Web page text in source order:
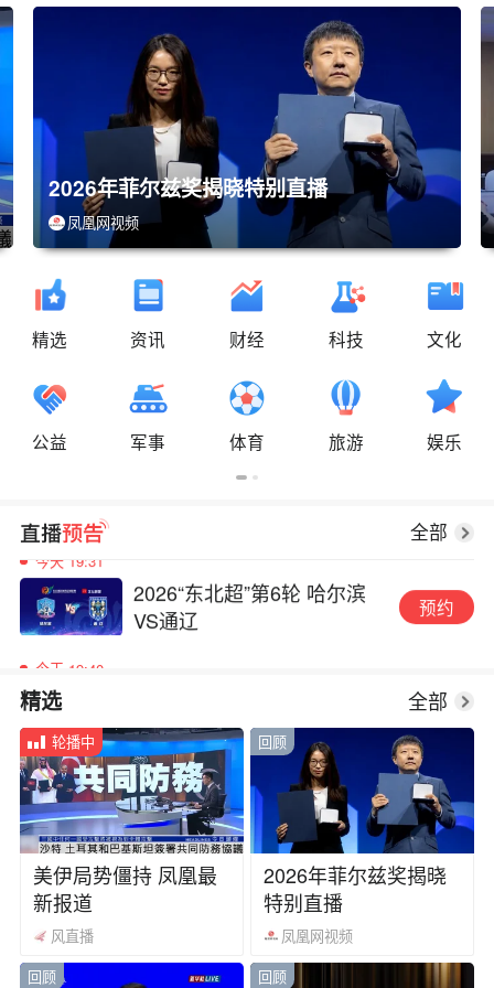
2026年菲尔兹奖揭晓特别直播
凤凰网视频
精选 资讯 财经 科技 文化
公益 军事 体育 旅游 娱乐
全部
08-11 16:00
2026年龙华区"政务+直播"活
动第二期（总第13期）
预约
今天 19:40
08-11 16:00
2026年龙华区"政务+直播"活
动第二期（总第13期）
预约
今天 19:31
2026“东北超”第6轮 哈尔滨
VS通辽
预约
精选 全部
轮播中
美伊局势僵持 凤凰最
新报道
风直播
回顾
2026年菲尔兹奖揭晓
特别直播
凤凰网视频
回顾
回顾